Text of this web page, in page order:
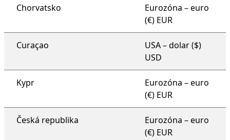
Chorvatsko
Eurozóna – euro
(€) EUR
Curaçao
USA – dolar ($)
USD
Kypr
Eurozóna – euro
(€) EUR
Česká republika
Eurozóna – euro
(€) EUR